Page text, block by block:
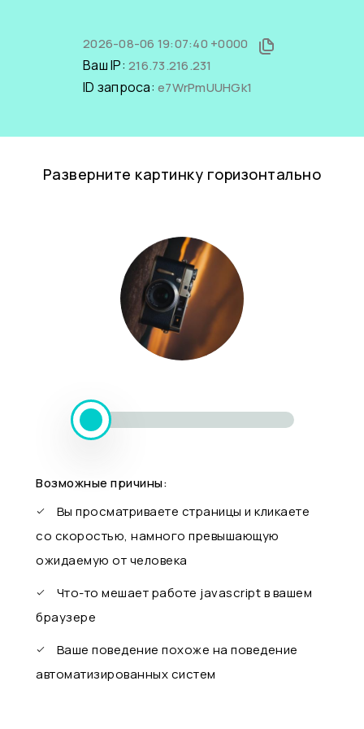
2026-08-06 19:07:40 +0000
Ваш IP: 216.73.216.231
ID запроса: e7WrPmUUHGk1
Разверните картинку горизонтально
Возможные причины:
Вы просматриваете страницы и кликаете
со скоростью, намного превышающую
ожидаемую от человека
Что-то мешает работе javascript в вашем
браузере
Ваше поведение похоже на поведение
автоматизированных систем